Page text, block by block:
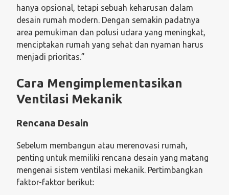
hanya opsional, tetapi sebuah keharusan dalam
desain rumah modern. Dengan semakin padatnya
area pemukiman dan polusi udara yang meningkat,
menciptakan rumah yang sehat dan nyaman harus
menjadi prioritas.”
Cara Mengimplementasikan
Ventilasi Mekanik
Rencana Desain
Sebelum membangun atau merenovasi rumah,
penting untuk memiliki rencana desain yang matang
mengenai sistem ventilasi mekanik. Pertimbangkan
faktor-faktor berikut: